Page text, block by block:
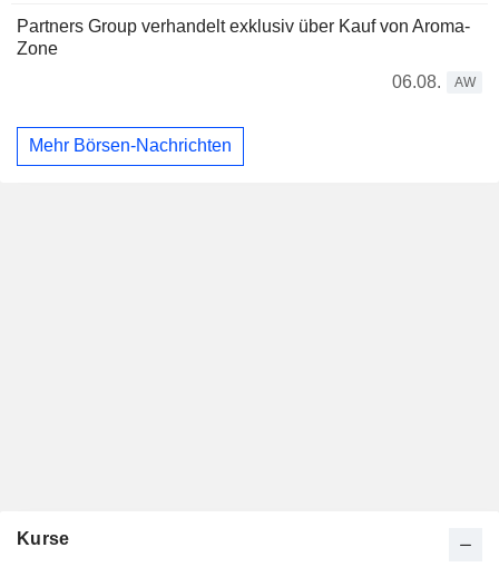
Partners Group verhandelt exklusiv über Kauf von Aroma-
Zone
06.08.
AW
Mehr Börsen-Nachrichten
Kurse